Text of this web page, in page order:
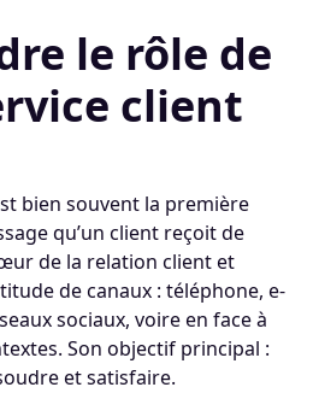
le rôle de
client
bien souvent la première
qu’un client reçoit de
de la relation client et
de canaux : téléphone, e-
sociaux, voire en face à
Son objectif principal :
et satisfaire.